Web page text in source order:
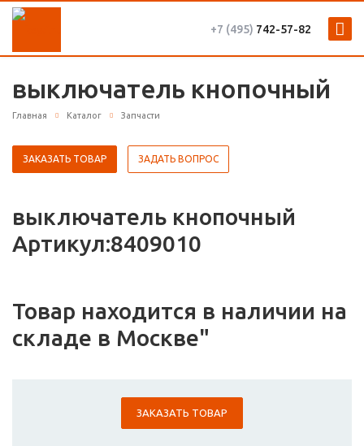
+7 (495) 742-57-82
выключатель кнопочный
Главная Каталог Запчасти
ЗАКАЗАТЬ ТОВАР ЗАДАТЬ ВОПРОС
выключатель кнопочный
Артикул:8409010
Товар находится в наличии на
складе в Москве"
ЗАКАЗАТЬ ТОВАР